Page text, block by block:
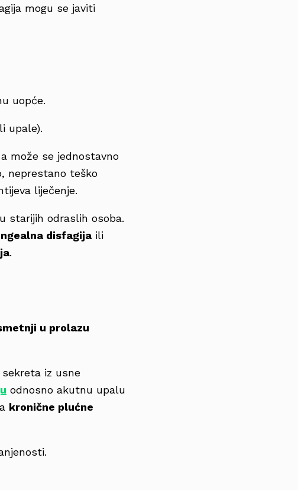
mogu se javiti
uopće.
upale).
može se jednostavno
neprestano teško
liječenje.
starijih odraslih osoba.
disfagija ili
.
u prolazu
sekreta iz usne
odnosno akutnu upalu
kronične plućne